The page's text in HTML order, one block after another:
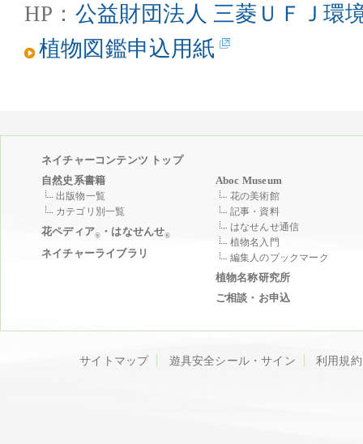
HP： 公益財団法人 三菱ＵＦＪ環
植物図鑑申込用紙
ネイチャーコンテンツ トップ
自然史系書籍
出版物一覧
カテゴリ別一覧
花ペディア® ・はなせんせ®
ネイチャーライブラリ
Aboc Museum
花の美術館
記事・資料
はなせんせ通信
植物名入門
編集人のブックマーク
植物名称研究所
ご相談・お申込
サイトマップ 遊具安全シール・サイン 利用規約